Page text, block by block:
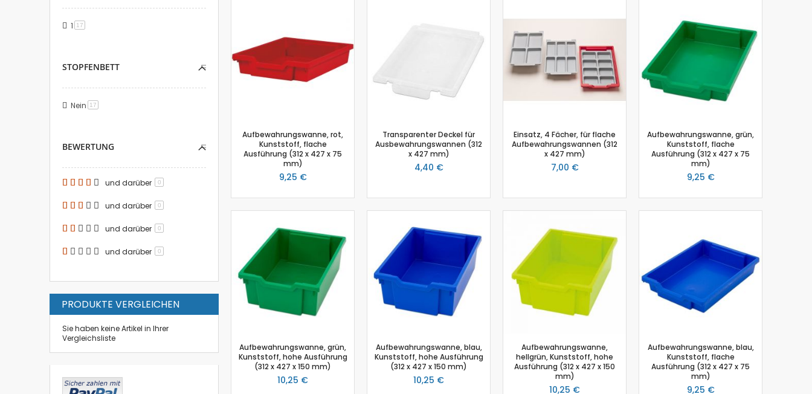
Puls-Sensor
Temperatur-Box
Bodenfeuchtigkeit
Photosynthese Set
Ladestation Go Direct®
Emmissionsmessung
Gasdrucksensor
Go!Link (GO -LINK)
Trübung
Chemie Box
Drucksensor
Ethanoldampf-Sensor
Kolorimeter
NiCr-Ni-Adapter
pH - Elektrodenverstärker
Leitfähigkeitssensor
Salzgehalt
Aufbewahrungswanne, rot,
Kunststoff, flache
Ausführung (312 x 427 x 75
mm)
9,25 €
Transparenter Deckel für
Ausbewahrungswannen (312
x 427 mm)
4,40 €
Einsatz, 4 Fächer, für flache
Aufbewahrungswannen (312
x 427 mm)
7,00 €
Aufbewahrungswanne, grün,
Kunststoff, flache
Ausführung (312 x 427 x 75
mm)
9,25 €
Aufbewahrungswanne, grün,
Kunststoff, hohe Ausführung
(312 x 427 x 150 mm)
10,25 €
Aufbewahrungswanne, blau,
Kunststoff, hohe Ausführung
(312 x 427 x 150 mm)
10,25 €
Aufbewahrungswanne,
hellgrün, Kunststoff, hohe
Ausführung (312 x 427 x 150
mm)
10,25 €
Aufbewahrungswanne, blau,
Kunststoff, flache
Ausführung (312 x 427 x 75
mm)
9,25 €
1 17
STOPFENBETT
Nein 17
BEWERTUNG
und darüber 0
und darüber 0
und darüber 0
und darüber 0
PRODUKTE VERGLEICHEN
Sie haben keine Artikel in Ihrer
Vergleichsliste